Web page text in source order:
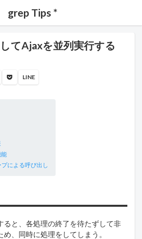
grep Tips *
てAjaxを並列実行する
LINE
による呼び出し
ると、各処理の終了を待たずして非
、同時に処理をしてしまう。